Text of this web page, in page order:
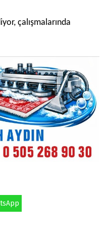
çalışmalarında